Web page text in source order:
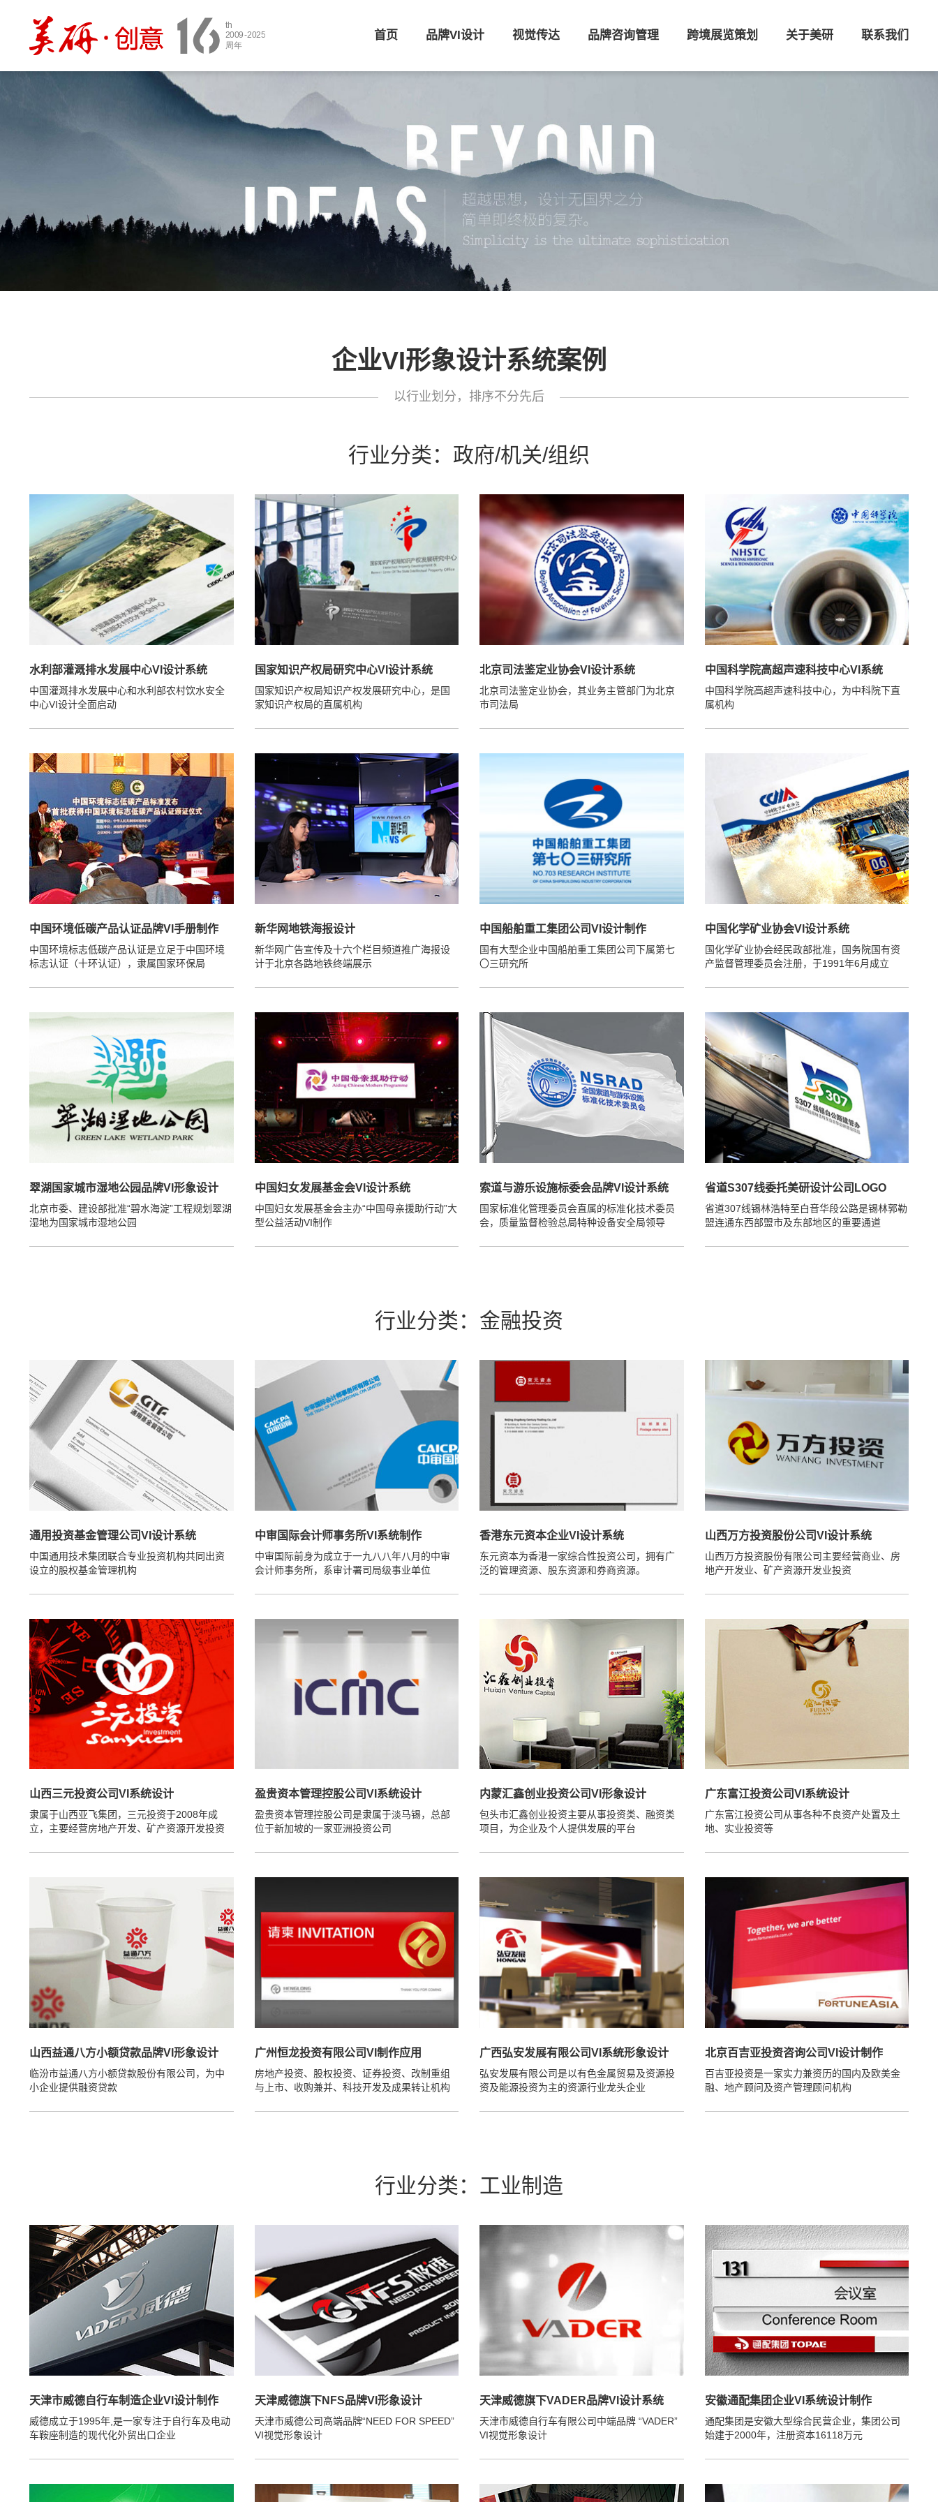
首页 品牌VI设计 视觉传达 品牌咨询管理 跨境展览策划 关于美研 联系我们
企业VI形象设计系统案例
以行业划分，排序不分先后
行业分类：政府/机关/组织
水利部灌溉排水发展中心VI设计系统
中国灌溉排水发展中心和水利部农村饮水安全
中心VI设计全面启动
国家知识产权局研究中心VI设计系统
国家知识产权局知识产权发展研究中心，是国
家知识产权局的直属机构
北京司法鉴定业协会VI设计系统
北京司法鉴定业协会，其业务主管部门为北京
市司法局
中国科学院高超声速科技中心VI系统
中国科学院高超声速科技中心，为中科院下直
属机构
中国环境低碳产品认证品牌VI手册制作
中国环境标志低碳产品认证是立足于中国环境
标志认证（十环认证），隶属国家环保局
新华网地铁海报设计
新华网广告宣传及十六个栏目频道推广海报设
计于北京各路地铁终端展示
中国船舶重工集团公司VI设计制作
国有大型企业中国船舶重工集团公司下属第七
〇三研究所
中国化学矿业协会VI设计系统
国化学矿业协会经民政部批准，国务院国有资
产监督管理委员会注册，于1991年6月成立
翠湖国家城市湿地公园品牌VI形象设计
北京市委、建设部批准“碧水海淀”工程规划翠湖
湿地为国家城市湿地公园
中国妇女发展基金会VI设计系统
中国妇女发展基金会主办“中国母亲援助行动”大
型公益活动VI制作
索道与游乐设施标委会品牌VI设计系统
国家标准化管理委员会直属的标准化技术委员
会，质量监督检验总局特种设备安全局领导
省道S307线委托美研设计公司LOGO
省道307线锡林浩特至白音华段公路是锡林郭勒
盟连通东西部盟市及东部地区的重要通道
行业分类：金融投资
通用投资基金管理公司VI设计系统
中国通用技术集团联合专业投资机构共同出资
设立的股权基金管理机构
中审国际会计师事务所VI系统制作
中审国际前身为成立于一九八八年八月的中审
会计师事务所，系审计署司局级事业单位
香港东元资本企业VI设计系统
东元资本为香港一家综合性投资公司，拥有广
泛的管理资源、股东资源和券商资源。
山西万方投资股份公司VI设计系统
山西万方投资股份有限公司主要经营商业、房
地产开发业、矿产资源开发业投资
山西三元投资公司VI系统设计
隶属于山西亚飞集团，三元投资于2008年成
立，主要经营房地产开发、矿产资源开发投资
盈贵资本管理控股公司VI系统设计
盈贵资本管理控股公司是隶属于淡马锡，总部
位于新加坡的一家亚洲投资公司
内蒙汇鑫创业投资公司VI形象设计
包头市汇鑫创业投资主要从事投资类、融资类
项目，为企业及个人提供发展的平台
广东富江投资公司VI系统设计
广东富江投资公司从事各种不良资产处置及土
地、实业投资等
山西益通八方小额贷款品牌VI形象设计
临汾市益通八方小额贷款股份有限公司，为中
小企业提供融资贷款
广州恒龙投资有限公司VI制作应用
房地产投资、股权投资、证券投资、改制重组
与上市、收购兼并、科技开发及成果转让机构
广西弘安发展有限公司VI系统形象设计
弘安发展有限公司是以有色金属贸易及资源投
资及能源投资为主的资源行业龙头企业
北京百吉亚投资咨询公司VI设计制作
百吉亚投资是一家实力兼资历的国内及欧美金
融、地产顾问及资产管理顾问机构
行业分类：工业制造
天津市威德自行车制造企业VI设计制作
威德成立于1995年,是一家专注于自行车及电动
车鞍座制造的现代化外贸出口企业
天津威德旗下NFS品牌VI形象设计
天津市威德公司高端品牌“NEED FOR SPEED”
VI视觉形象设计
天津威德旗下VADER品牌VI设计系统
天津市威德自行车有限公司中端品牌 “VADER”
VI视觉形象设计
安徽通配集团企业VI系统设计制作
通配集团是安徽大型综合民营企业，集团公司
始建于2000年，注册资本16118万元